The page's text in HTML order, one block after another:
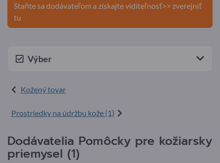
Staňte sa dodávateľom a získajte viditeľnosť>> zverejniť
tu
Výber
Kožený tovar
Prostriedky na údržbu kože (1)
Dodávatelia Pomôcky pre kožiarsky
priemysel (1)